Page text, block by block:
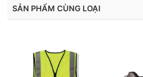
SẢN PHẨM CÙNG LOẠI